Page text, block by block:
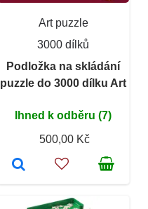
Art puzzle
3000 dílků
Podložka na skládání
puzzle do 3000 dílku Art
Ihned k odběru (7)
500,00 Kč